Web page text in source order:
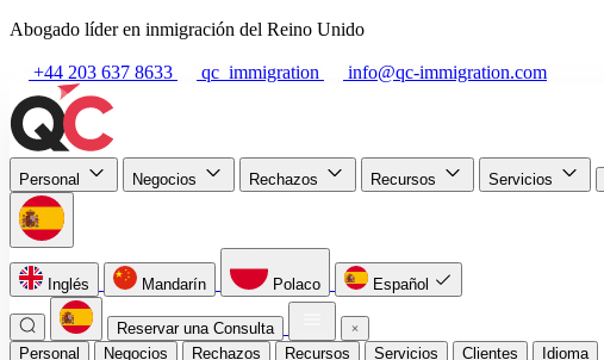
Abogado líder en inmigración del Reino Unido
+44 203 637 8633 qc_immigration info@qc-immigration.com
Personal Negocios Rechazos Recursos Servicios
Inglés Mandarín Polaco Español
Reservar una Consulta
Personal
Negocios Rechazos Recursos Servicios Clientes Idioma